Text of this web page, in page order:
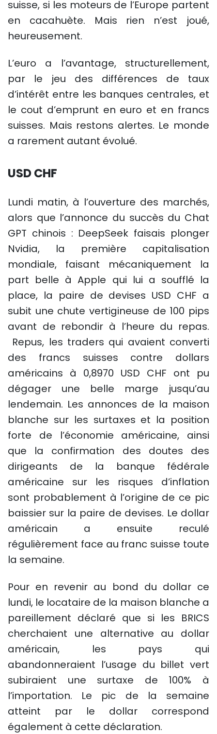
suisse, si les moteurs de l’Europe partent
en cacahuète. Mais rien n’est joué,
heureusement.
L’euro a l’avantage, structurellement,
par le jeu des différences de taux
d’intérêt entre les banques centrales, et
le cout d’emprunt en euro et en francs
suisses. Mais restons alertes. Le monde
a rarement autant évolué.
USD CHF
Lundi matin, à l’ouverture des marchés,
alors que l’annonce du succès du Chat
GPT chinois : DeepSeek faisais plonger
Nvidia, la première capitalisation
mondiale, faisant mécaniquement la
part belle à Apple qui lui a soufflé la
place, la paire de devises USD CHF a
subit une chute vertigineuse de 100 pips
avant de rebondir à l’heure du repas.
Repus, les traders qui avaient converti
des francs suisses contre dollars
américains à 0,8970 USD CHF ont pu
dégager une belle marge jusqu’au
lendemain. Les annonces de la maison
blanche sur les surtaxes et la position
forte de l’économie américaine, ainsi
que la confirmation des doutes des
dirigeants de la banque fédérale
américaine sur les risques d’inflation
sont probablement à l’origine de ce pic
baissier sur la paire de devises. Le dollar
américain a ensuite reculé
régulièrement face au franc suisse toute
la semaine.
Pour en revenir au bond du dollar ce
lundi, le locataire de la maison blanche a
pareillement déclaré que si les BRICS
cherchaient une alternative au dollar
américain, les pays qui
abandonneraient l’usage du billet vert
subiraient une surtaxe de 100% à
l’importation. Le pic de la semaine
atteint par le dollar correspond
également à cette déclaration.